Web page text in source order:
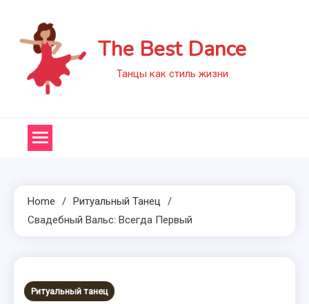
content
The Best Dance
Танцы как стиль жизни
Home
Ритуальный Танец
Свадебный Вальс: Всегда Первый
Ритуальный танец